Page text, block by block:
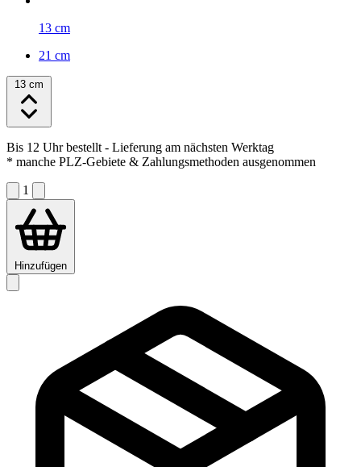
13 cm
21 cm
13 cm
Bis 12 Uhr bestellt- Lieferung am nächsten Werktag
* manche PLZ-Gebiete & Zahlungsmethoden ausgenommen
1
Hinzufügen